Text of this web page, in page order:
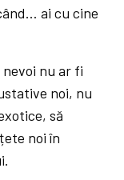
ai cu cine
nevoi nu ar fi
noi, nu
să
noi în